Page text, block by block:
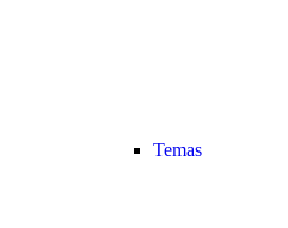
Temas